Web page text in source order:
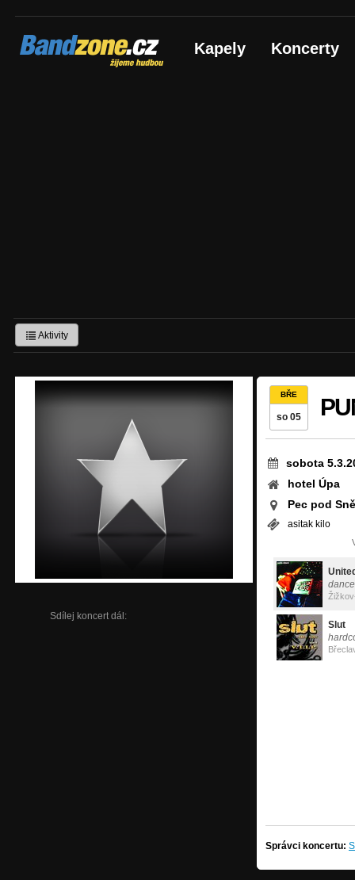
Bandzone.cz
žijeme hudbou Kapely Koncerty
Aktivity
Sdílej koncert dál:
BŘE
so 05
sobota
hotel Úpa
Pec pod
asitak kilo
Slut
Správci koncertu: